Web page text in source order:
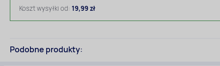
Koszt wysyłki od: 19,99 zł
Podobne produkty: